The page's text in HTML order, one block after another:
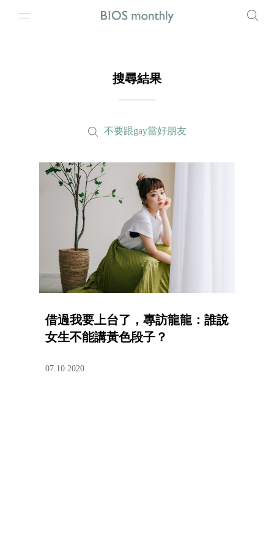
搜尋結果
不要跟gay當好朋友
借過我要上台了，專訪龍龍：誰說
女生不能講黃色段子？
07.10.2020